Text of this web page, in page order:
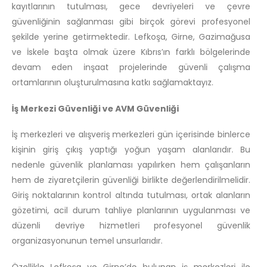
kayıtlarının tutulması, gece devriyeleri ve çevre
güvenliğinin sağlanması gibi birçok görevi profesyonel
şekilde yerine getirmektedir. Lefkoşa, Girne, Gazimağusa
ve İskele başta olmak üzere Kıbrıs’ın farklı bölgelerinde
devam eden inşaat projelerinde güvenli çalışma
ortamlarının oluşturulmasına katkı sağlamaktayız.
İş Merkezi Güvenliği ve AVM Güvenliği
İş merkezleri ve alışveriş merkezleri gün içerisinde binlerce
kişinin giriş çıkış yaptığı yoğun yaşam alanlarıdır. Bu
nedenle güvenlik planlaması yapılırken hem çalışanların
hem de ziyaretçilerin güvenliği birlikte değerlendirilmelidir.
Giriş noktalarının kontrol altında tutulması, ortak alanların
gözetimi, acil durum tahliye planlarının uygulanması ve
düzenli devriye hizmetleri profesyonel güvenlik
organizasyonunun temel unsurlarıdır.